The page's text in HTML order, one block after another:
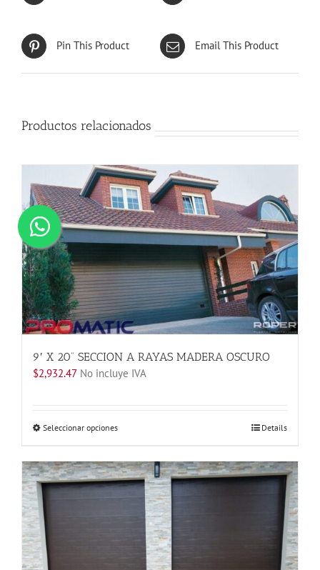
Pin This Product Email This Product
Productos relacionados
9′ X 20” SECCION A RAYAS MADERA OSCURO
$2,932.47 No incluye IVA
Seleccionar opcionesEste
tiene
múltiples
variantes.
opciones
pueden
Details